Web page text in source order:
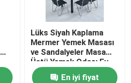
Lüks Siyah Kaplama
Mermer Yemek Masası
ve Sandalyeler Masa
Üstü Yemek Odası Ev
Mobilyaları
En iyi fiyat